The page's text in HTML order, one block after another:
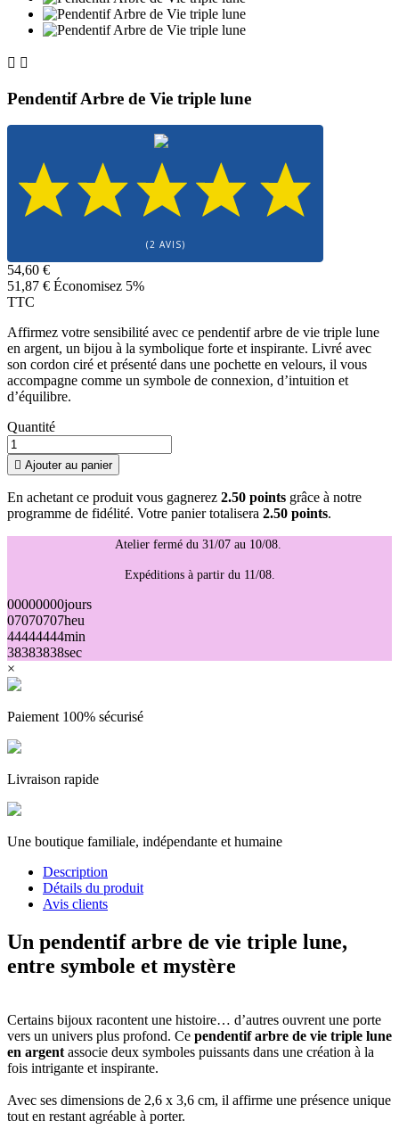
 
Pendentif Arbre de Vie triple lune
(2 AVIS)
54,60 €
51,87 € Économisez 5%
TTC
Affirmez votre sensibilité avec ce pendentif arbre de vie triple lune
en argent, un bijou à la symbolique forte et inspirante. Livré avec
son cordon ciré et présenté dans une pochette en velours, il vous
accompagne comme un symbole de connexion, d’intuition et
d’équilibre.
Quantité
 Ajouter au panier
En achetant ce produit vous gagnerez 2.50 points grâce à notre
programme de fidélité. Votre panier totalisera 2.50 points.
Atelier fermé du 31/07 au 10/08.
Expéditions à partir du 11/08.
00000000jours
07070707heu
44444444min
38383838sec
×
Paiement 100% sécurisé
Livraison rapide
Une boutique familiale, indépendante et humaine
Description
Détails du produit
Avis clients
Un pendentif arbre de vie triple lune,
entre symbole et mystère
Certains bijoux racontent une histoire… d’autres ouvrent une porte
vers un univers plus profond. Ce pendentif arbre de vie triple lune
en argent associe deux symboles puissants dans une création à la
fois intrigante et inspirante.
Avec ses dimensions de 2,6 x 3,6 cm, il affirme une présence unique
tout en restant agréable à porter.